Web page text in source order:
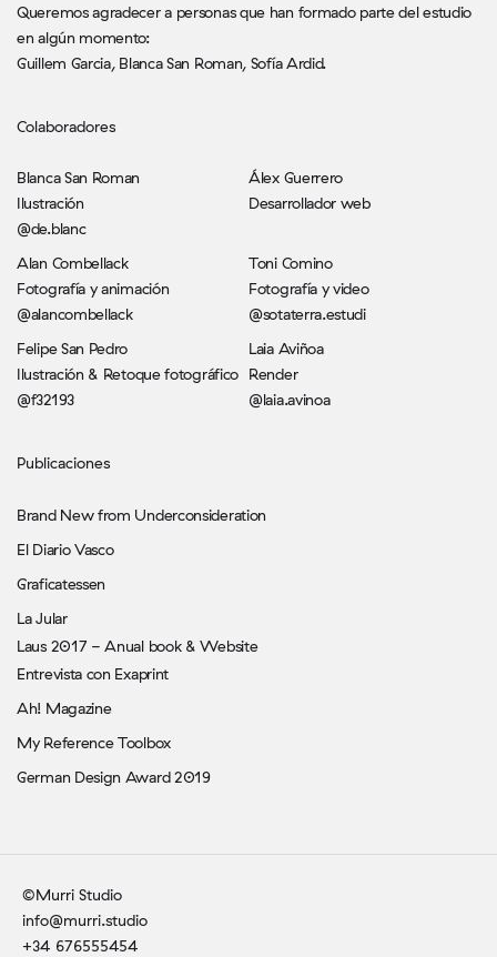
Queremos agradecer a personas que han formado parte del estudio
en algún momento:
Guillem Garcia, Blanca San Roman, Sofía Ardid.
Colaboradores
Blanca San Roman
Ilustración
@de.blanc
Álex Guerrero
Desarrollador web
Alan Combellack
Fotografía y animación
@alancombellack
Toni Comino
Fotografía y video
@sotaterra.estudi
Felipe San Pedro
Ilustración & Retoque fotográfico
@f32193
Laia Aviñoa
Render
@laia.avinoa
Publicaciones
Brand New from Underconsideration
El Diario Vasco
Graficatessen
La Jular
Laus 2017 - Anual book & Website
Entrevista con Exaprint
Ah! Magazine
My Reference Toolbox
German Design Award 2019
©Murri Studio
info@murri.studio
+34 676555454